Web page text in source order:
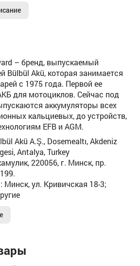
– бренд, выпускаемый
Bülbül Akü, которая занимается
с 1975 года. Первой ее
для мотоциклов. Сейчас под
аккумуляторы всех
кальциевых, до устройств,
EFB и AGM.
Akü A.Ş., Dosemealtı, Akdeniz
Antalya, Turkey
220056, г. Минск, пр.
ул. Кривичская 18-3;